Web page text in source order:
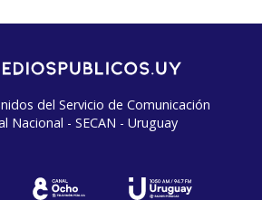
del Servicio de Comunicación
Nacional - SECAN - Uruguay